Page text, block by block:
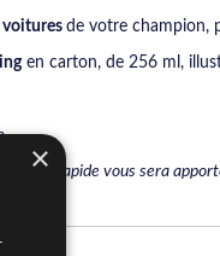
voitures de votre champion,
en carton, de 256 ml,
rapide vous sera
×